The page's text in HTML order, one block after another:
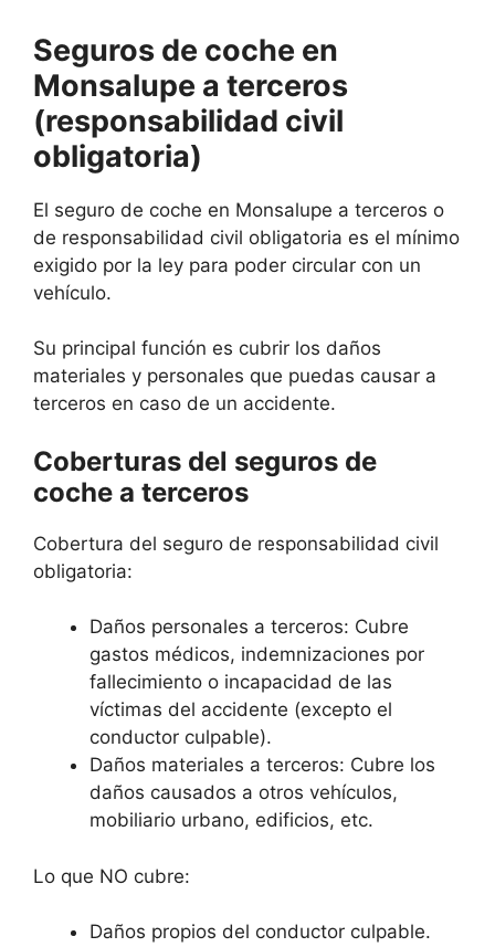
Seguros de coche en
Monsalupe a terceros
(responsabilidad civil
obligatoria)
El seguro de coche en Monsalupe a terceros o
de responsabilidad civil obligatoria es el mínimo
exigido por la ley para poder circular con un
vehículo.
Su principal función es cubrir los daños
materiales y personales que puedas causar a
terceros en caso de un accidente.
Coberturas del seguros de
coche a terceros
Cobertura del seguro de responsabilidad civil
obligatoria:
Daños personales a terceros: Cubre
gastos médicos, indemnizaciones por
fallecimiento o incapacidad de las
víctimas del accidente (excepto el
conductor culpable).
Daños materiales a terceros: Cubre los
daños causados a otros vehículos,
mobiliario urbano, edificios, etc.
Lo que NO cubre:
Daños propios del conductor culpable.